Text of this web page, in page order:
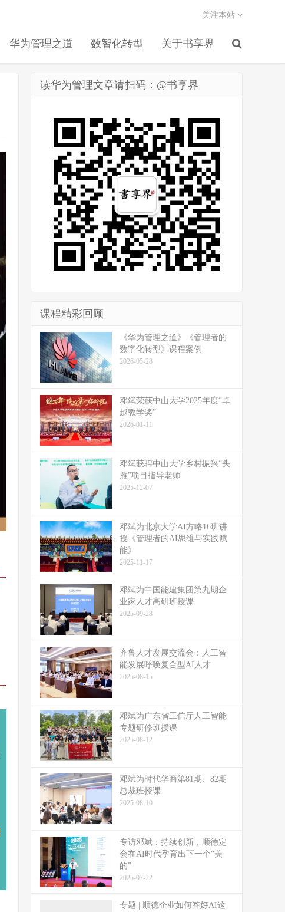
华为管理之道 数智化转型 关于书享界
关注本站
读华为管理文章请扫码：@书享界
课程精彩回顾
《华为管理之道》《管理者的
数字化转型》课程案例
2026-05-28
邓斌荣获中山大学2025年度“卓
越教学奖”
2026-01-11
邓斌获聘中山大学乡村振兴“头
雁”项目指导老师
2025-12-07
邓斌为北京大学AI方略16班讲
授《管理者的AI思维与实践赋
能》
2025-11-17
邓斌为中国能建集团第九期企
业家人才高研班授课
2025-09-28
齐鲁人才发展交流会：人工智
能发展呼唤复合型AI人才
2025-08-15
邓斌为广东省工信厅人工智能
专题研修班授课
2025-08-12
邓斌为时代华商第81期、82期
总裁班授课
2025-08-10
专访邓斌：持续创新，顺德定
会在AI时代孕育出下一个“美
的”
2025-07-22
专题 | 顺德企业如何答好AI这